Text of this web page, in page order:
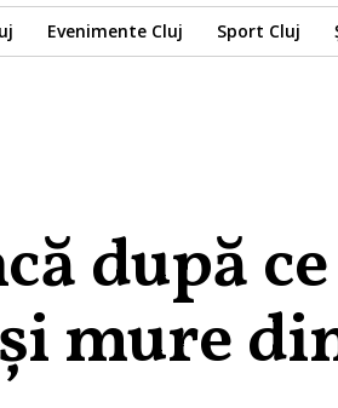
Evenimente Cluj Sport Cluj
după
mure